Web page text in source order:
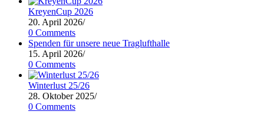
KreyenCup 2026
20. April 2026/
0 Comments
Spenden für unsere neue Traglufthalle
15. April 2026/
0 Comments
Winterlust 25/26
28. Oktober 2025/
0 Comments